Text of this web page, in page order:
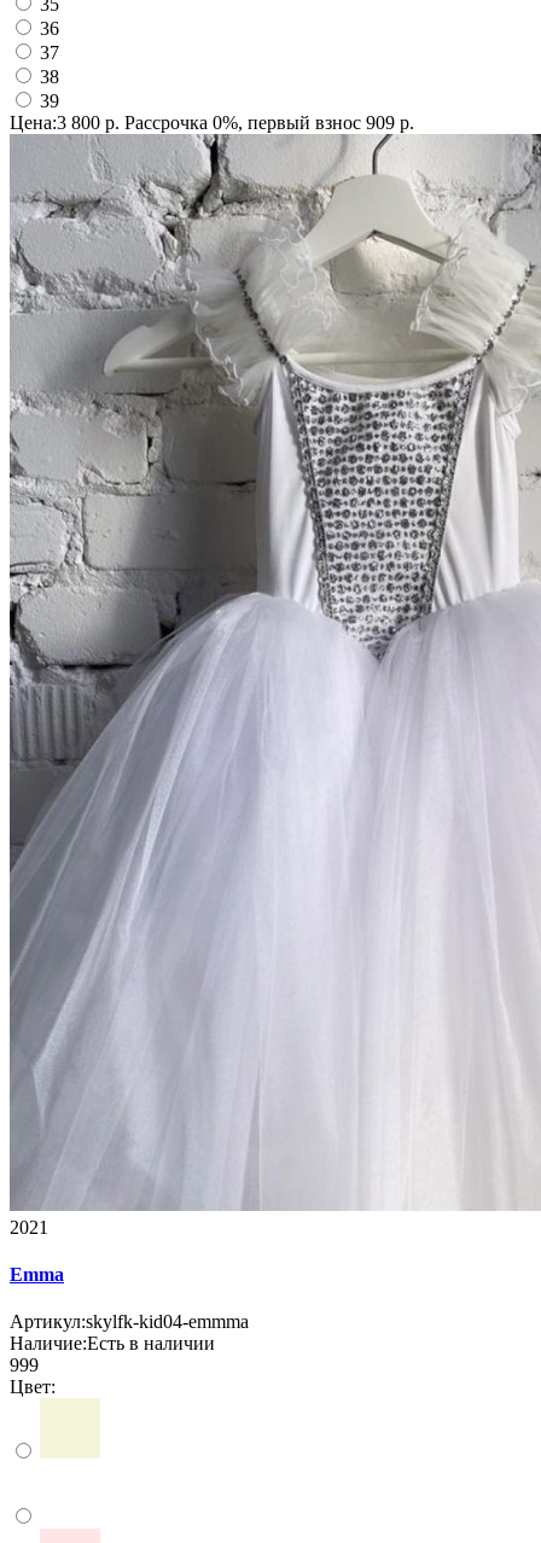
36
37
38
39
Цена:3 800 р. Рассрочка 0%, первый взнос 909 р.
2021
Emma
Артикул:skylfk-kid04-emmma
Наличие:Есть в наличии
999
Цвет: